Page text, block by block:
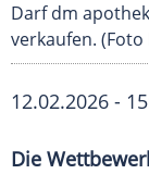
Darf dm
verkaufen.
12.02.2026 -
Die